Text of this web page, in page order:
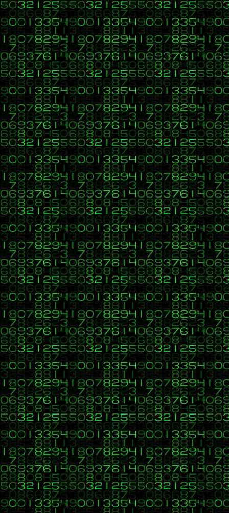
</html>
Saludos
28 C, C++, C#, Java, Visual Basic, HTML, PHP, CSS,
«en:23 de Marzo 2017, 11:06 »
Ok. Funciona correcto
29 C, C++, C#, Java, Visual Basic, HTML, PHP, CSS,
«en:23 de Marzo 2017, 10:58 »
Hola, adjunto mi solución al ejercicio CU00836B del tutorial de
Citar
a) Una función (tipo procedimiento, no hay valor devuelto)
b) Una función denominada obtenerSuma (tipo función,
c) Una función denominada obtenerArrNum (tipo función,
d) Crea código php donde a través de la función
http://cursophp.byethost14.com/aprenderaprogramar/rwarchivos/
Y el código
Código:[Seleccionar]
<!DOCTYPE html>
<html>
<head>
<title>Ejemplo aprenderaprogramar.com</title>
<meta charset="utf-8">
</head>
<body>
<h3>
<?php function
</h3>
</body>
</html>
Saludos.
30 C, C++, C#, Java, Visual Basic, HTML, PHP, CSS,
«en:20 de Marzo 2017, 16:27 »
Funciona!